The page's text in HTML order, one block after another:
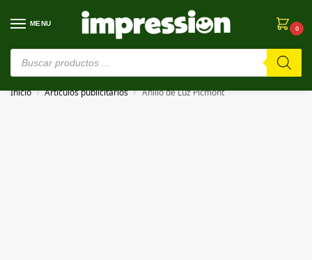
MENU
0
⚠️ Estamos en pruebas. Si algo falla, ¡Perdón!⚠️
Inicio / Artículos publicitarios / Anillo de Luz Picmont